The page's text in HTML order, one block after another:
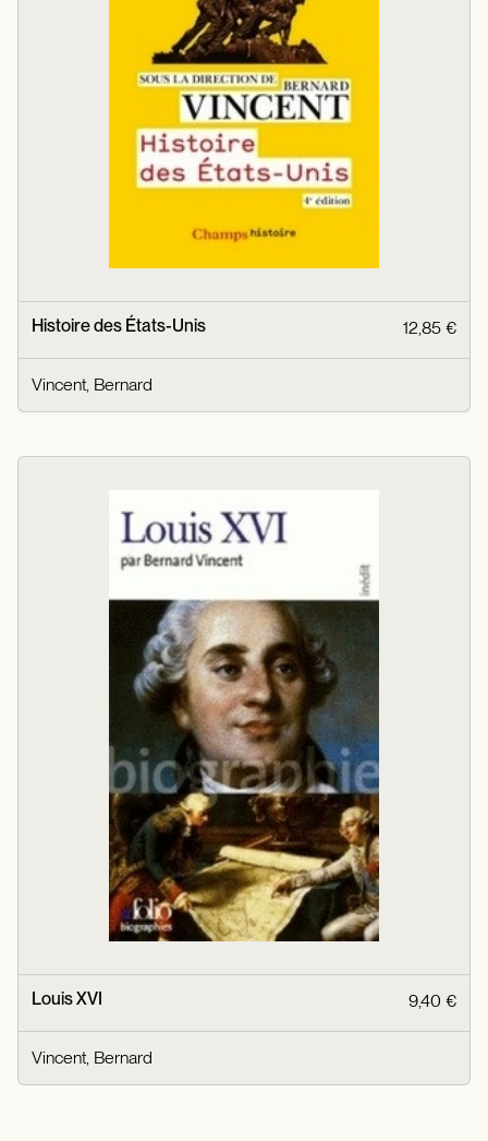
Histoire des États-Unis 12,85 €
Vincent, Bernard
Louis XVI 9,40 €
Vincent, Bernard